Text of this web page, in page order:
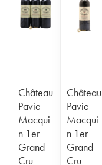
Château
Pavie
Macqui
n 1er
Grand
Cru
Château
Pavie
Macqui
n 1er
Grand
Cru